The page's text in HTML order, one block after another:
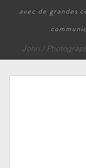
avec de grandes
John /